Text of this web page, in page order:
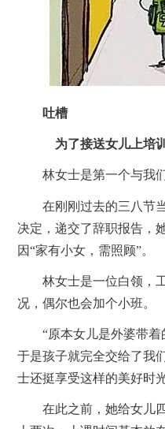
吐槽
为了接送女儿上培
林女士是第一个与我们
在刚刚过去的三八节当
决定，递交了辞职报告，
因“家有小女，需照顾”。
林女士是一位白领，工
况，偶尔也会加个小班。
“原本女儿是外婆带着
于是孩子就完全交给了我
士还挺享受这样的美好时
在此之前，她给女儿四